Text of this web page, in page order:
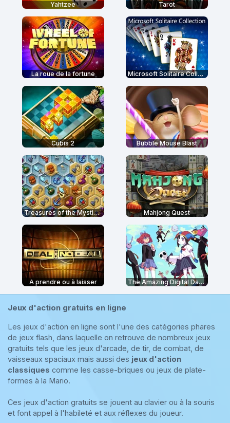
Yahtzee Tarot
La roue de la fortune Microsoft Solitaire Collection
Cubis 2 Bubble Mouse Blast
Treasures of the Mystic Sea Mahjong Quest
A prendre ou à laisser The Amazing Digital Dating Simulator
Jeux d'action gratuits en ligne
Les jeux d'action en ligne sont l'une des catégories phares
de jeux flash, dans laquelle on retrouve de nombreux jeux
gratuits tels que les jeux d'arcade, de tir, de combat, de
vaisseaux spaciaux mais aussi des jeux d'action
classiques comme les casse-briques ou jeux de plate-
formes à la Mario.
Ces jeux d'action gratuits se jouent au clavier ou à la souris
et font appel à l'habileté et aux réflexes du joueur.